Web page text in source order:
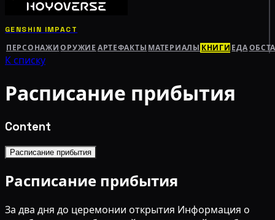
GENSHIN IMPACT
ПЕРСОНАЖИ ОРУЖИЕ АРТЕФАКТЫ МАТЕРИАЛЫ КНИГИ ЕДА
К списку
Расписание прибытия
Content
Расписание прибытия
Расписание прибытия
За два дня до церемонии открытия Информация о